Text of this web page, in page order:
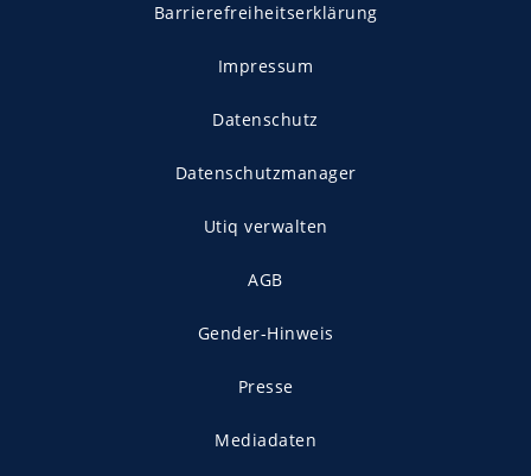
Barrierefreiheitserklärung
Impressum
Datenschutz
Datenschutzmanager
Utiq verwalten
AGB
Gender-Hinweis
Presse
Mediadaten